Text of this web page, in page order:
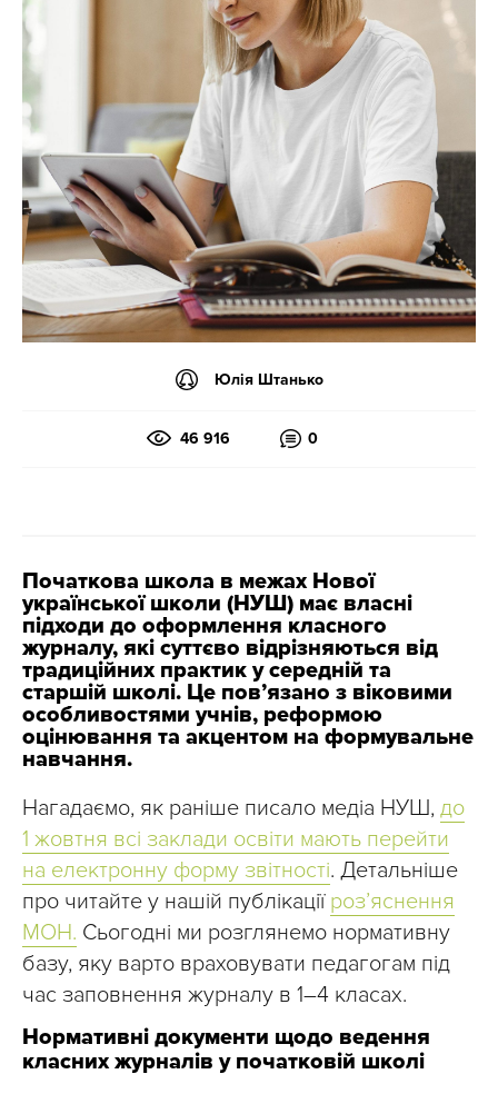
Юлія Штанько
46 916 0
Початкова школа в межах Нової
української школи (НУШ) має власні
підходи до оформлення класного
журналу, які суттєво відрізняються від
традиційних практик у середній та
старшій школі. Це пов’язано з віковими
особливостями учнів, реформою
оцінювання та акцентом на формувальне
навчання.
Нагадаємо, як раніше писало медіа НУШ, до
1 жовтня всі заклади освіти мають перейти
на електронну форму звітності. Детальніше
про читайте у нашій публікації роз’яснення
МОН. Сьогодні ми розглянемо нормативну
базу, яку варто враховувати педагогам під
час заповнення журналу в 1–4 класах.
Нормативні документи щодо ведення
класних журналів у початковій школі